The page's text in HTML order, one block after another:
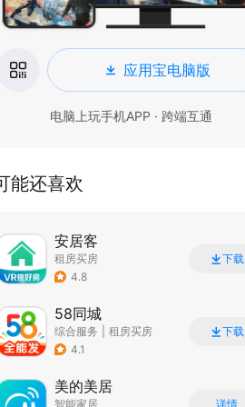
应用宝电脑版
电脑上玩手机APP · 跨端互通
能还喜欢
安居客
租房买房
4.8
下载
58同城
综合服务
租房买房
4.1
下载
美的美居
智能家居 详情